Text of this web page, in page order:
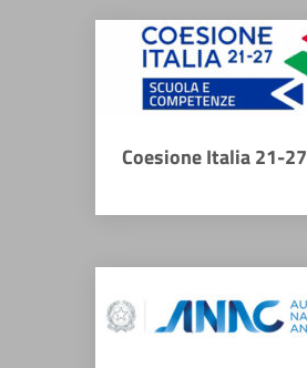
Coesione Italia 21-27